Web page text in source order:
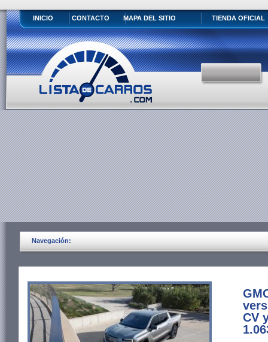
INICIO CONTACTO MAPA DEL SITIO TIENDA OFICIAL
Navegación:
CV